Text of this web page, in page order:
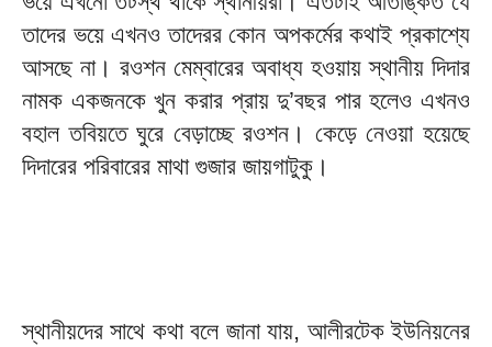
তাদের ভয়ে এখনও তাদেরর কোন অপকর্মের কথাই প্রকাশ্যে
আসছে না। রওশন মেম্বারের অবাধ্য হওয়ায় স্থানীয় দিদার
নামক একজনকে খুন করার প্রায় দু’বছর পার হলেও এখনও
বহাল তবিয়তে ঘুরে বেড়াচ্ছে রওশন। কেড়ে নেওয়া হয়েছে
দিদারের পরিবারের মাথা গুজার জায়গাটুকু।
স্থানীয়দের সাথে কথা বলে জানা যায়, আলীরটেক ইউনিয়নের